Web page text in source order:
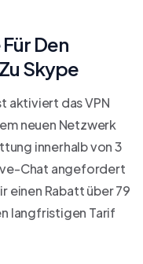
Den
Skype
aktiviert das VPN
neuen Netzwerk
innerhalb von 3
Chat angefordert
einen Rabatt über 79
langfristigen Tarif